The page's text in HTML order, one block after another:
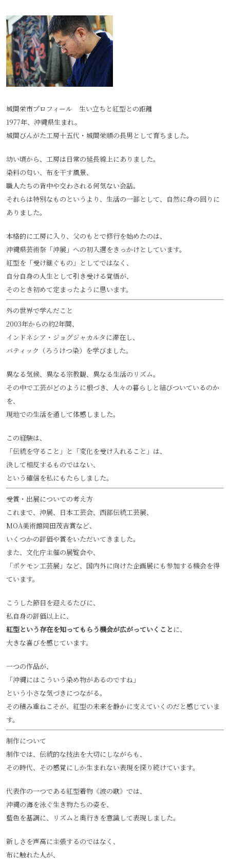
城間栄市プロフィール 生い立ちと紅型との距離
1977年、沖縄県生まれ。
城間びんがた工房十五代・城間栄順の長男として育ちました。
幼い頃から、工房は日常の延長線上にありました。
染料の匂い、布を干す風景、
職人たちの背中や交わされる何気ない会話。
それらは特別なものというより、生活の一部として、自然に身の回りに
ありました。
本格的に工房に入り、父のもとで修行を始めたのは、
沖縄県芸術祭「沖展」への初入選をきっかけとしています。
紅型を「受け継ぐもの」としてではなく、
自分自身の人生として引き受ける覚悟が、
そのとき初めて定まったように思います。
外の世界で学んだこと
2003年からの約2年間、
インドネシア・ジョグジャカルタに滞在し、
バティック（ろうけつ染）を学びました。
異なる気候、異なる宗教観、異なる生活のリズム。
その中で工芸がどのように根づき、人々の暮らしと結びついているのか
を、
現地での生活を通して体感しました。
この経験は、
「伝統を守ること」と「変化を受け入れること」は、
決して相反するものではない、
という確信を私にもたらしました。
受賞・出展についての考え方
これまで、沖展、日本工芸会、西部伝統工芸展、
MOA美術館岡田茂吉賞など、
いくつかの評価や賞をいただいてきました。
また、文化庁主催の展覧会や、
「ポケモン工芸展」など、国内外に向けた企画展にも参加する機会を得
ています。
こうした節目を迎えるたびに、
私自身の評価以上に、
紅型という存在を知ってもらう機会が広がっていくこと に、
大きな喜びを感じています。
一つの作品が、
「沖縄にはこういう染め物があるのですね」
という小さな気づきにつながる。
その積み重ねこそが、紅型の未来を静かに支えていくのだと感じていま
す。
制作について
制作では、伝統的な技法を大切にしながらも、
その時代、その感覚にしか生まれない表現を探り続けています。
代表作の一つである紅型着物《波の歌》では、
沖縄の海を泳ぐ生き物たちの姿を、
藍色を基調に、リズムと奥行きを意識して表現しました。
新しさを声高に主張するのではなく、
布に触れた人が、